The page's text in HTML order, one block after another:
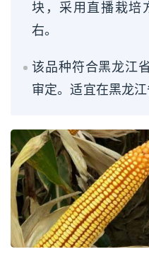
块，采用直播栽培
右。
该品种符合黑龙江
审定。适宜在黑龙江